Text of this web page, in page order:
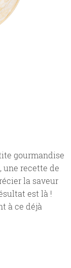
gourmandise
une recette de
la saveur
est là !
à ce déjà